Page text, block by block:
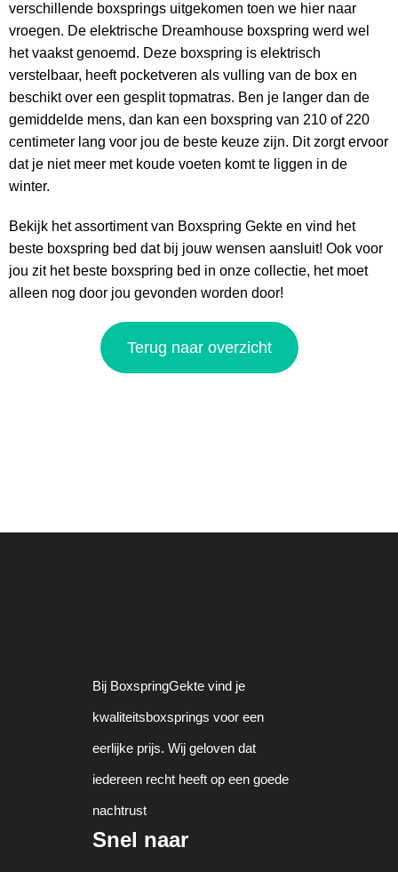
verschillende boxsprings uitgekomen toen we hier naar
vroegen. De elektrische Dreamhouse boxspring werd wel
het vaakst genoemd. Deze boxspring is elektrisch
verstelbaar, heeft pocketveren als vulling van de box en
beschikt over een gesplit topmatras. Ben je langer dan de
gemiddelde mens, dan kan een boxspring van 210 of 220
centimeter lang voor jou de beste keuze zijn. Dit zorgt ervoor
dat je niet meer met koude voeten komt te liggen in de
winter.
Bekijk het assortiment van Boxspring Gekte en vind het
beste boxspring bed dat bij jouw wensen aansluit! Ook voor
jou zit het beste boxspring bed in onze collectie, het moet
alleen nog door jou gevonden worden door!
Terug naar overzicht
Bij BoxspringGekte vind je
kwaliteitsboxsprings voor een
eerlijke prijs. Wij geloven dat
iedereen recht heeft op een goede
nachtrust
Snel naar